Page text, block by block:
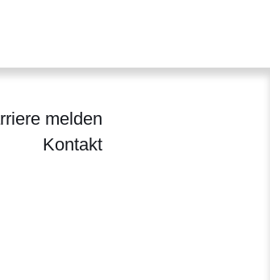
melden
Kontakt